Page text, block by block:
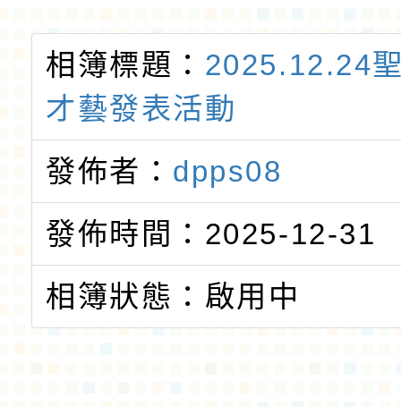
相簿標題： 2025.12.24
才藝發表活動
發佈者： dpps08
發佈時間：2025-12-31
相簿狀態：啟用中